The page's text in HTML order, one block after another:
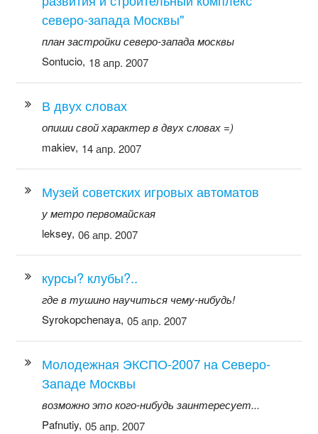
северо-запада Москвы"
план застройки северо-запада москвы
Sontucio, 18 апр. 2007
В двух словах
опиши свой характер в двух словах =)
makiev, 14 апр. 2007
Музей советских игровых автоматов
у метро первомайская
leksey, 06 апр. 2007
курсы? клубы?..
где в тушино научиться чему-нибудь!
Syrokopchenaya, 05 апр. 2007
Молодежная ЭКСПО-2007 на Северо-
Западе Москвы
возможно это кого-нибудь заинтересует...
Pafnutiy, 05 апр. 2007